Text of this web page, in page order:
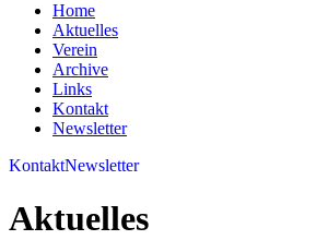
Home
Aktuelles
Verein
Archive
Links
Kontakt
Newsletter
KontaktNewsletter
Aktuelles